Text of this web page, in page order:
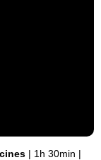
| 1h 30min |